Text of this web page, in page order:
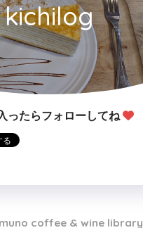
kichilog
ったらフォローしてね
coffee & wine library